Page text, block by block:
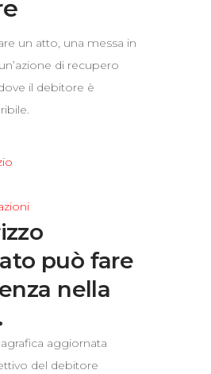
un atto, una messa in
di recupero
il debitore è
può fare
nella
aggiornata
del debitore